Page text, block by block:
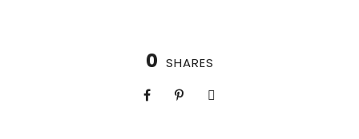
0 SHARES